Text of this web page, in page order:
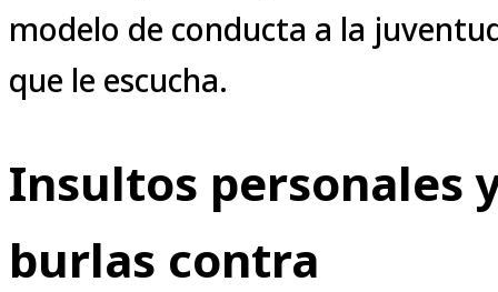
modelo de conducta a la
que le escucha.
Insultos personales
burlas contra